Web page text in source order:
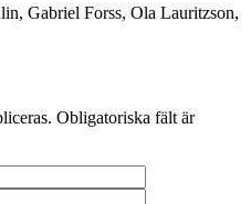
Obligatoriska fält är